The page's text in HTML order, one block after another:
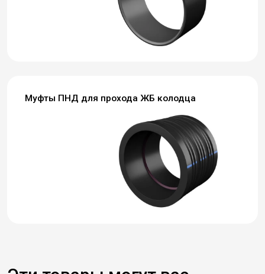
Муфты ПНД для прохода ЖБ колодца